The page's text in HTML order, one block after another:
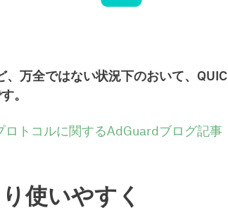
万全ではない状況下のおいて、QUIC
。
ロトコルに関するAdGuardブログ記事
使いやすく